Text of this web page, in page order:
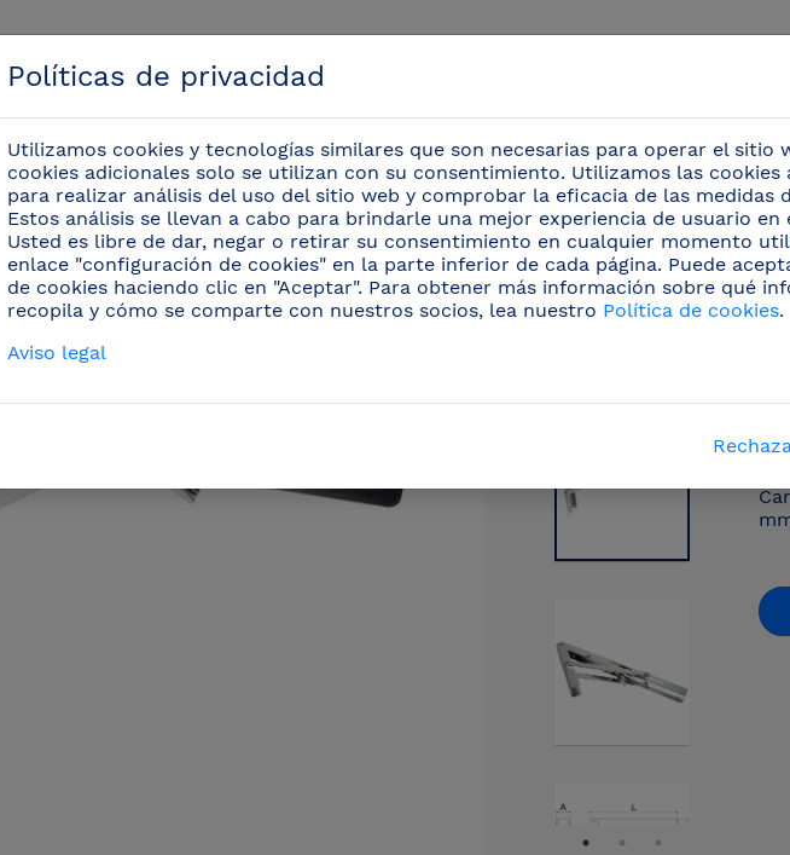
Fricosmos Tv Eventos
/ Estanterías inox / Estante inox mural (17) / Cartela abatible
Políticas de privacidad
Utilizamos cookies y tecnologías similares que son necesarias para operar el sitio
cookies adicionales solo se utilizan con su consentimiento. Utilizamos las cookies
para realizar análisis del uso del sitio web y comprobar la eficacia de las medidas
Estos análisis se llevan a cabo para brindarle una mejor experiencia de usuario en
Usted es libre de dar, negar o retirar su consentimiento en cualquier momento
enlace "configuración de cookies" en la parte inferior de cada página. Puede
de cookies haciendo clic en "Aceptar". Para obtener más información sobre qué
recopila y cómo se comparte con nuestros socios, lea nuestro Política de cookies.
Aviso legal